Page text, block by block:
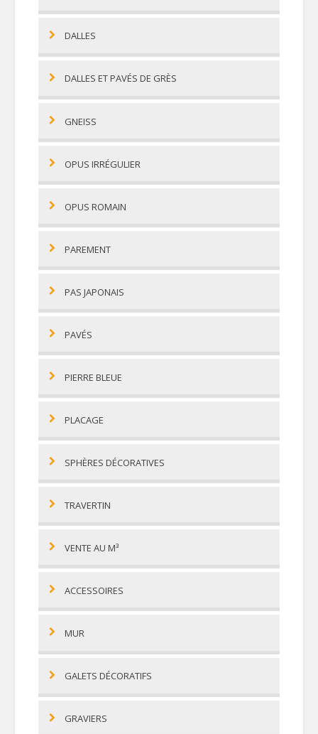
DALLES
DALLES ET PAVÉS DE GRÈS
GNEISS
OPUS IRRÉGULIER
OPUS ROMAIN
PAREMENT
PAS JAPONAIS
PAVÉS
PIERRE BLEUE
PLACAGE
SPHÈRES DÉCORATIVES
TRAVERTIN
VENTE AU M³
ACCESSOIRES
MUR
GALETS DÉCORATIFS
GRAVIERS